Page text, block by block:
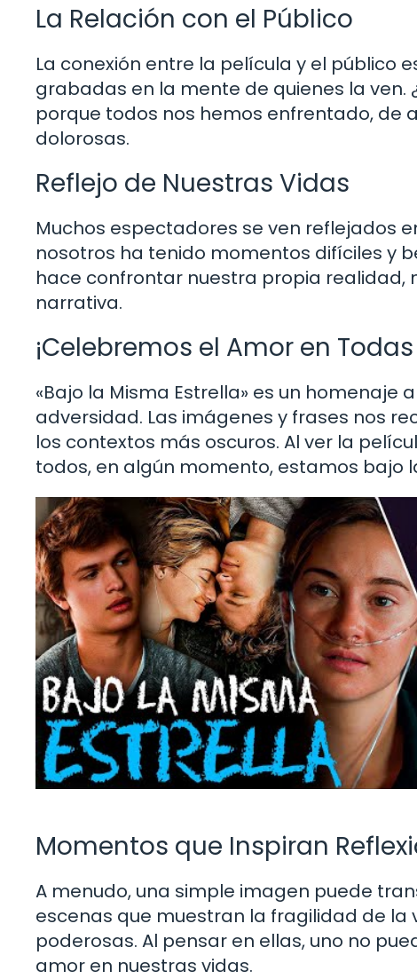
La Relación con el Público
La conexión entre la película y el público
grabadas en la mente de quienes la ven.
porque todos nos hemos enfrentado, de
dolorosas.
Reflejo de Nuestras Vidas
Muchos espectadores se ven reflejados
nosotros ha tenido momentos difíciles y
hace confrontar nuestra propia realidad,
narrativa.
¡Celebremos el Amor en
«Bajo la Misma Estrella» es un
adversidad. Las imágenes y frases nos
los contextos más oscuros. Al ver la
todos, en algún momento, estamos bajo
Momentos que Inspiran
A menudo, una simple imagen puede
escenas que muestran la fragilidad de
poderosas. Al pensar en ellas, uno no
amor en nuestras vidas.